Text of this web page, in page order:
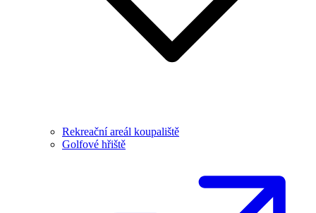
Rekreační areál koupaliště
Golfové hřiště